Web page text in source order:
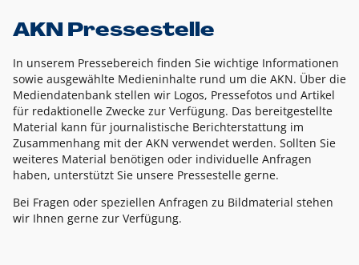
AKN Pressestelle
In unserem Pressebereich finden Sie wichtige Informationen
sowie ausgewählte Medieninhalte rund um die AKN. Über die
Mediendatenbank stellen wir Logos, Pressefotos und Artikel
für redaktionelle Zwecke zur Verfügung. Das bereitgestellte
Material kann für journalistische Berichterstattung im
Zusammenhang mit der AKN verwendet werden. Sollten Sie
weiteres Material benötigen oder individuelle Anfragen
haben, unterstützt Sie unsere Pressestelle gerne.
Bei Fragen oder speziellen Anfragen zu Bildmaterial stehen
wir Ihnen gerne zur Verfügung.